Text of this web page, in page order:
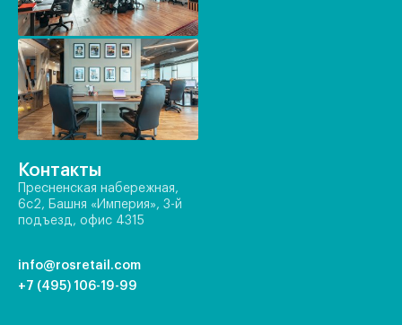
Контакты
Пресненская набережная,
6с2, Башня «Империя», 3-й
подъезд, офис 4315
info@rosretail.com
+7 (495) 106-19-99